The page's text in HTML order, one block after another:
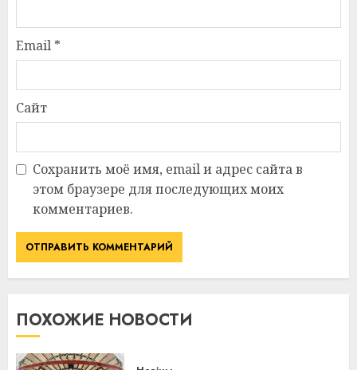
Email *
Сайт
Сохранить моё имя, email и адрес сайта в
этом браузере для последующих моих
комментариев.
ПОХОЖИЕ НОВОСТИ